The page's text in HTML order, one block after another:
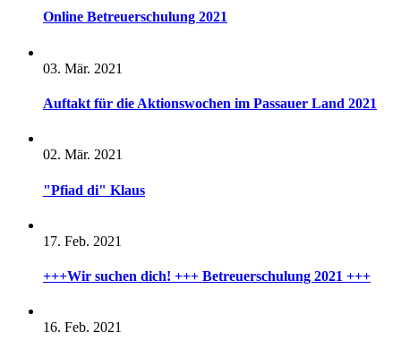
Online Betreuerschulung 2021
03. Mär. 2021
Auftakt für die Aktionswochen im Passauer Land 2021
02. Mär. 2021
"Pfiad di" Klaus
17. Feb. 2021
+++Wir suchen dich! +++ Betreuerschulung 2021 +++
16. Feb. 2021